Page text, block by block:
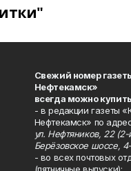
Свежий номер
Нефтекамск»
всегда можно
- в редакции газеты
Нефтекамск» по
ул. Нефтяников, 22 (2-
Берёзовское шоссе,
- во всех почтовых